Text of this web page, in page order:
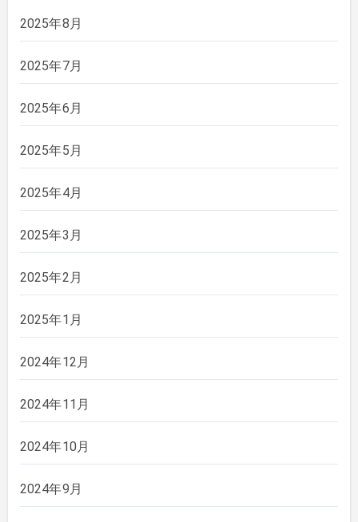
2025年8月
2025年7月
2025年6月
2025年5月
2025年4月
2025年3月
2025年2月
2025年1月
2024年12月
2024年11月
2024年10月
2024年9月